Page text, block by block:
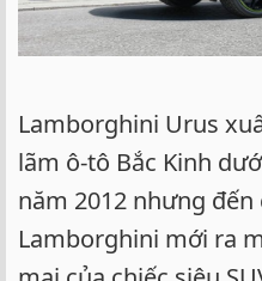
Lamborghini Urus
lãm ô-tô Bắc Kinh
năm 2012 nhưng đến
Lamborghini mới ra